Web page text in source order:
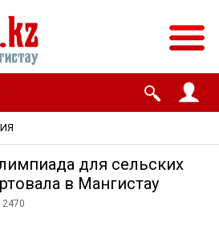
для сельских
в Мангистау
2470